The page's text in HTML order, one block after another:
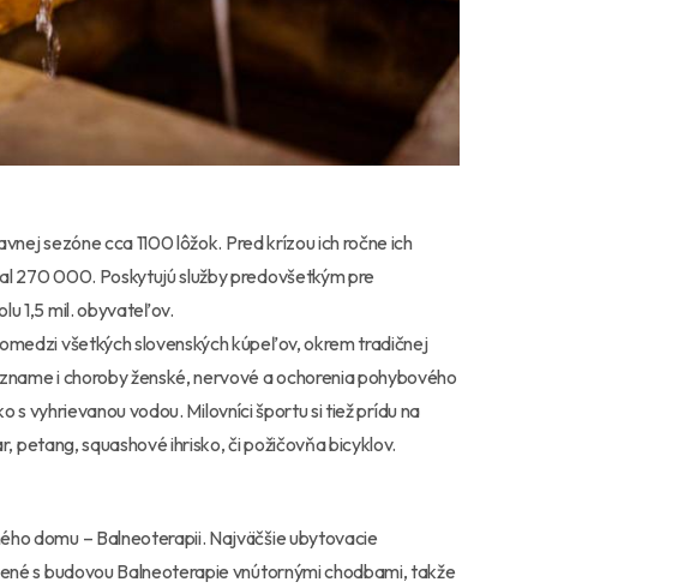
sezóne cca 1100 lôžok. Pred krízou ich ročne ich
270 000. Poskytujú služby predovšetkým pre
1,5 mil. obyvateľov.
všetkých slovenských kúpeľov, okrem tradičnej
i choroby ženské, nervové a ochorenia pohybového
s vyhrievanou vodou. Milovníci športu si tiež prídu na
petang, squashové ihrisko, či požičovňa bicyklov.
domu – Balneoterapii. Najväčšie ubytovacie
s budovou Balneoterapie vnútornými chodbami, takže